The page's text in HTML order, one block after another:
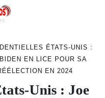
ÉTATS-UNIS :
EN LICE POUR SA
EN 2024
Unis : Joe